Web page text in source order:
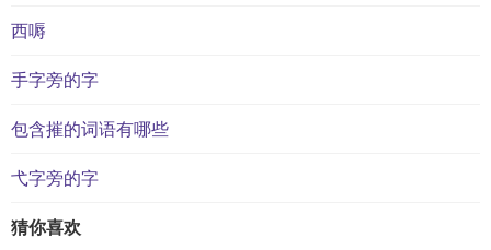
西嗕
手字旁的字
包含摧的词语有哪些
弋字旁的字
猜你喜欢